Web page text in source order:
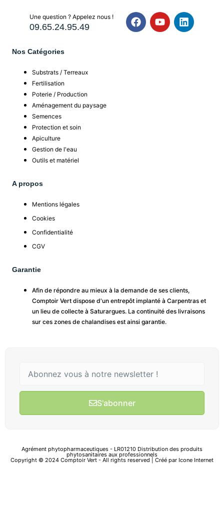
Une question ? Appelez nous !
09.65.24.95.49
Nos Catégories
Substrats / Terreaux
Fertilisation
Poterie / Production
Aménagement du paysage
Semences
Protection et soin
Apiculture
Gestion de l'eau
Outils et matériel
A propos
Mentions légales
Cookies
Confidentialité
CGV
Garantie
Afin de répondre au mieux à la demande de ses clients,
Comptoir Vert dispose d'un entrepôt implanté à Carpentras et
un lieu de collecte à Saturargues. La continuité des livraisons
sur ces zones de chalandises est ainsi garantie.
S'abonner
Agrément phytopharmaceutiques - LR01210 Distribution des produits
phytosanitaires aux professionnels
Copyright © 2024 Comptoir Vert - All rights reserved | Créé par Icone Internet